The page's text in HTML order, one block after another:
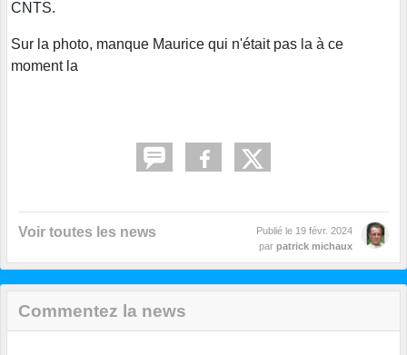
CNTS.
Sur la photo, manque Maurice qui n'était pas la à ce
moment la
Voir toutes les news Publié le 19 févr. 2024
par patrick michaux
Commentez la news